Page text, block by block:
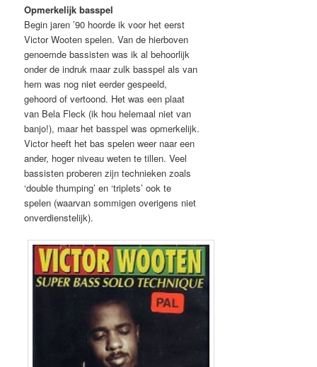
Opmerkelijk basspel
Begin jaren ’90 hoorde ik voor het eerst
Victor Wooten spelen. Van de hierboven
genoemde bassisten was ik al behoorlijk
onder de indruk maar zulk basspel als van
hem was nog niet eerder gespeeld,
gehoord of vertoond. Het was een plaat
van Bela Fleck (ik hou helemaal niet van
banjo!), maar het basspel was opmerkelijk.
Victor heeft het bas spelen weer naar een
ander, hoger niveau weten te tillen. Veel
bassisten proberen zijn technieken zoals
‘double thumping’ en ‘triplets’ ook te
spelen (waarvan sommigen overigens niet
onverdienstelijk).